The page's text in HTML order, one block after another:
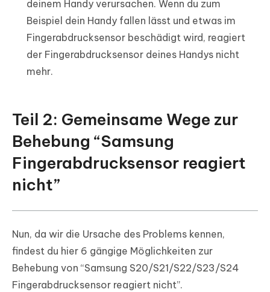
deinem Handy verursachen. Wenn du zum
Beispiel dein Handy fallen lässt und etwas im
Fingerabdrucksensor beschädigt wird, reagiert
der Fingerabdrucksensor deines Handys nicht
mehr.
Teil 2: Gemeinsame Wege zur
Behebung “Samsung
Fingerabdrucksensor reagiert
nicht”
Nun, da wir die Ursache des Problems kennen,
findest du hier 6 gängige Möglichkeiten zur
Behebung von “Samsung S20/S21/S22/S23/S24
Fingerabdrucksensor reagiert nicht”.